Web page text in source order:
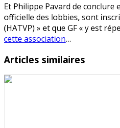
Et Philippe Pavard de conclure
officielle des lobbies, sont
(HATVP) » et que GF « y est
cette association…
Articles similaires